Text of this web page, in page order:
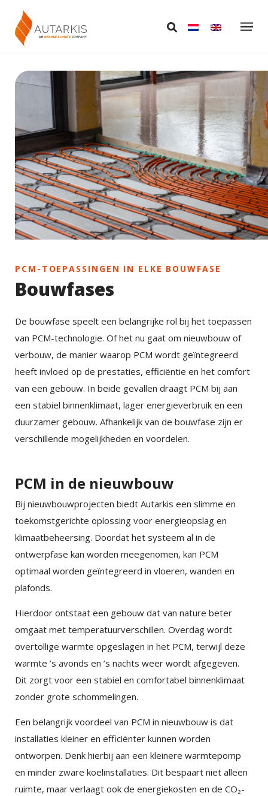
PCM-TOEPASSINGEN IN ELKE BOUWFASE
Bouwfases
De bouwfase speelt een belangrijke rol bij het toepassen
van PCM-technologie. Of het nu gaat om nieuwbouw of
verbouw, de manier waarop PCM wordt geïntegreerd
heeft invloed op de prestaties, efficiëntie en het comfort
van een gebouw. In beide gevallen draagt PCM bij aan
een stabiel binnenklimaat, lager energieverbruik en een
duurzamer gebouw. Afhankelijk van de bouwfase zijn er
verschillende mogelijkheden en voordelen.
PCM in de nieuwbouw
Bij nieuwbouwprojecten biedt Autarkis een slimme en
toekomstgerichte oplossing voor energieopslag en
klimaatbeheersing. Doordat het systeem al in de
ontwerpfase kan worden meegenomen, kan PCM
optimaal worden geïntegreerd in vloeren, wanden en
plafonds.
Hierdoor ontstaat een gebouw dat van nature beter
omgaat met temperatuurverschillen. Overdag wordt
overtollige warmte opgeslagen in het PCM, terwijl deze
warmte ’s avonds en ’s nachts weer wordt afgegeven.
Dit zorgt voor een stabiel en comfortabel binnenklimaat
zonder grote schommelingen.
Een belangrijk voordeel van PCM in nieuwbouw is dat
installaties kleiner en efficiënter kunnen worden
ontworpen. Denk hierbij aan een kleinere warmtepomp
en minder zware koelinstallaties. Dit bespaart niet alleen
ruimte, maar verlaagt ook de energiekosten en de CO₂-